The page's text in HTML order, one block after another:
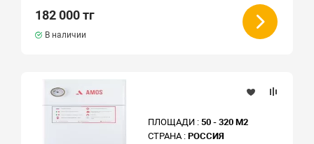
182 000 тг
В наличии
ПЛОЩАДИ :50 - 320 М2
СТРАНА :РОССИЯ